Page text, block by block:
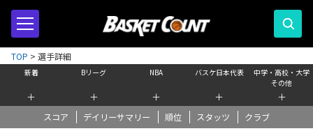
新着
＋
Bリーグ
＋
NBA
＋
バスケ日本代表
＋
中学・高校・大学
その他
＋
スコア デイリーサマリー 順位 スタッツ クラブ
TOP > 選手詳細